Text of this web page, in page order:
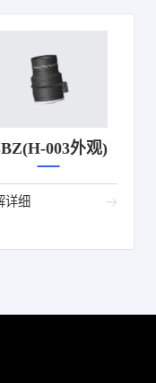
003外观)
详细